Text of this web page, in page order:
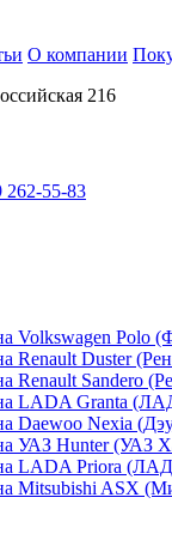
О компании
216
262-55-83
Volkswagen Polo
Renault Duster
Renault Sandero
LADA Granta
Daewoo Nexia
УАЗ Hunter (УАЗ
LADA Priora
Mitsubishi ASX